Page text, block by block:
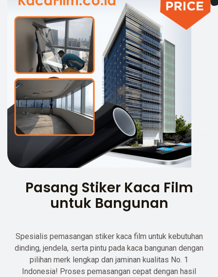
Pasang Stiker Kaca Film
untuk Bangunan
Spesialis pemasangan stiker kaca film untuk kebutuhan
dinding, jendela, serta pintu pada kaca bangunan dengan
pilihan merk lengkap dan jaminan kualitas No. 1
Indonesia! Proses pemasangan cepat dengan hasil